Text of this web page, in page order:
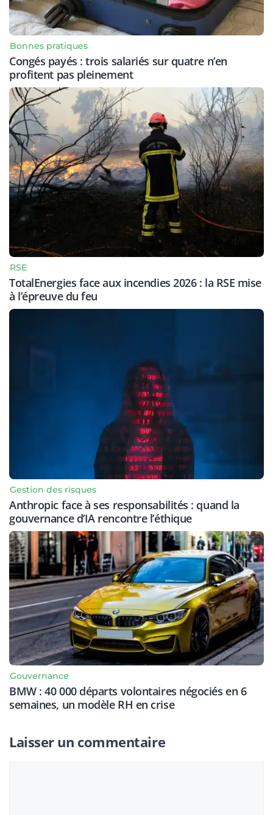
Bonnes pratiques
Congés payés : trois salariés sur quatre n’en
profitent pas pleinement
RSE
TotalEnergies face aux incendies 2026 : la RSE mise
à l’épreuve du feu
Gestion des risques
Anthropic face à ses responsabilités : quand la
gouvernance d’IA rencontre l’éthique
Gouvernance
BMW : 40 000 départs volontaires négociés en 6
semaines, un modèle RH en crise
Laisser un commentaire